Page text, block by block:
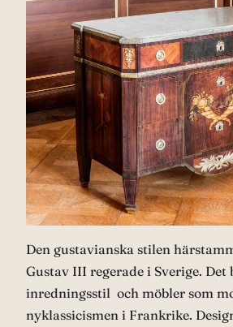
Den gustavianska stilen
Gustav III regerade i Sverige. Det
inredningsstil och möbler som
nyklassicismen i Frankrike.